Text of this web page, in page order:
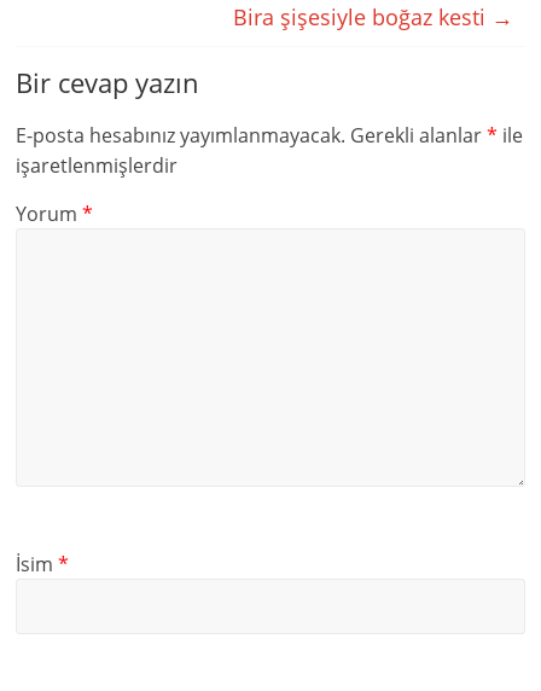
Bira şişesiyle boğaz kesti →
Bir cevap yazın
E-posta hesabınız yayımlanmayacak. Gerekli alanlar* ile
işaretlenmişlerdir
Yorum*
İsim*